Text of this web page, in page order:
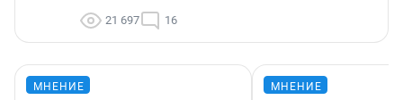
21 697 16
МНЕНИЕ МНЕНИЕ